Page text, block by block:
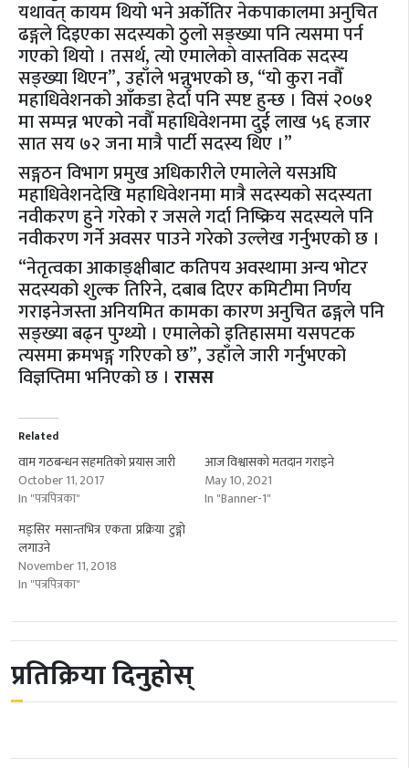
यथावत् कायम थियो भने अर्कोतिर नेकपाकालमा अनुचित
ढङ्गले दिइएका सदस्यको ठुलो सङ्ख्या पनि त्यसमा पर्न
गएको थियो । तसर्थ, त्यो एमालेको वास्तविक सदस्य
सङ्ख्या थिएन”, उहाँले भन्नुभएको छ, “यो कुरा नवौँ
महाधिवेशनको आँकडा हेर्दा पनि स्पष्ट हुन्छ । विसं २०७१
मा सम्पन्न भएको नवौँ महाधिवेशनमा दुई लाख ५६ हजार
सात सय ७२ जना मात्रै पार्टी सदस्य थिए ।”
सङ्गठन विभाग प्रमुख अधिकारीले एमालेले यसअघि
महाधिवेशनदेखि महाधिवेशनमा मात्रै सदस्यको सदस्यता
नवीकरण हुने गरेको र जसले गर्दा निष्क्रिय सदस्यले पनि
नवीकरण गर्ने अवसर पाउने गरेको उल्लेख गर्नुभएको छ ।
“नेतृत्वका आकाङ्क्षीबाट कतिपय अवस्थामा अन्य भोटर
सदस्यको शुल्क तिरिने, दबाब दिएर कमिटीमा निर्णय
गराइनेजस्ता अनियमित कामका कारण अनुचित ढङ्गले पनि
सङ्ख्या बढ्न पुग्थ्यो । एमालेको इतिहासमा यसपटक
त्यसमा क्रमभङ्ग गरिएको छ”, उहाँले जारी गर्नुभएको
विज्ञप्तिमा भनिएको छ । रासस
Related
वाम गठबन्धन सहमतिको प्रयास जारी
October 11, 2017
In "पत्रपित्रका"
आज विश्वासको मतदान गराइने
May 10, 2021
In "Banner-1"
मङ्सिर मसान्तभित्र एकता प्रक्रिया टुङ्गो
लगाउने
November 11, 2018
In "पत्रपित्रका"
प्रतिक्रिया दिनुहोस्